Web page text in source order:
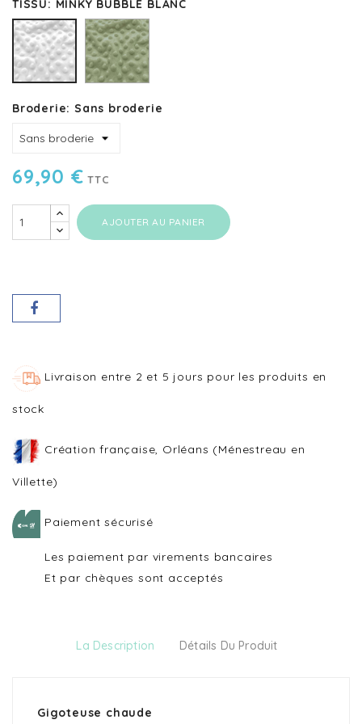
-
gris
TISSU: MINKY BUBBLE BLANC
MINKY
BUBBLE
BLANC
MINKY
BUBBLE
ROMARIN
Broderie: Sans broderie
69,90 € TTC
AJOUTER AU PANIER
Livraison entre 2 et 5 jours pour les produits en
stock
Création française, Orléans (Ménestreau en
Villette)
Paiement sécurisé
Les paiement par virements bancaires
Et par chèques sont acceptés
La Description Détails Du Produit
Gigoteuse chaude